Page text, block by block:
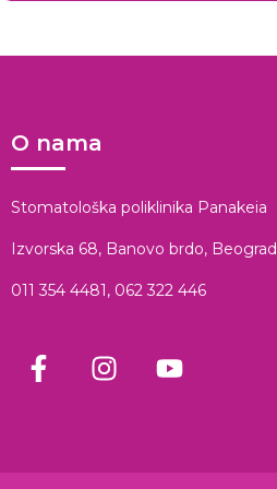
O nama
Stomatološka poliklinika Panakeia
Izvorska 68, Banovo brdo, Beograd
011 354 4481, 062 322 446